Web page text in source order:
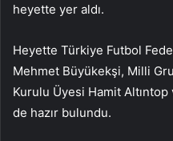
heyette yer aldı.
Heyette Türkiye Futbol
Mehmet Büyükekşi, Milli
Kurulu Üyesi Hamit
de hazır bulundu.